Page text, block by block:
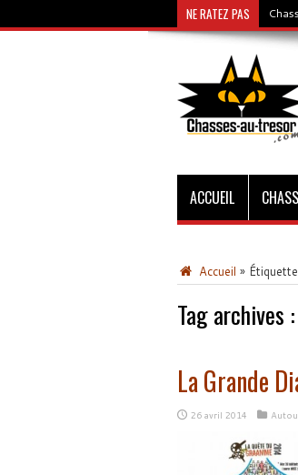
NE RATEZ PAS
ACCUEIL
Accueil »
Tag archives :
La Grande
26 avril 2014